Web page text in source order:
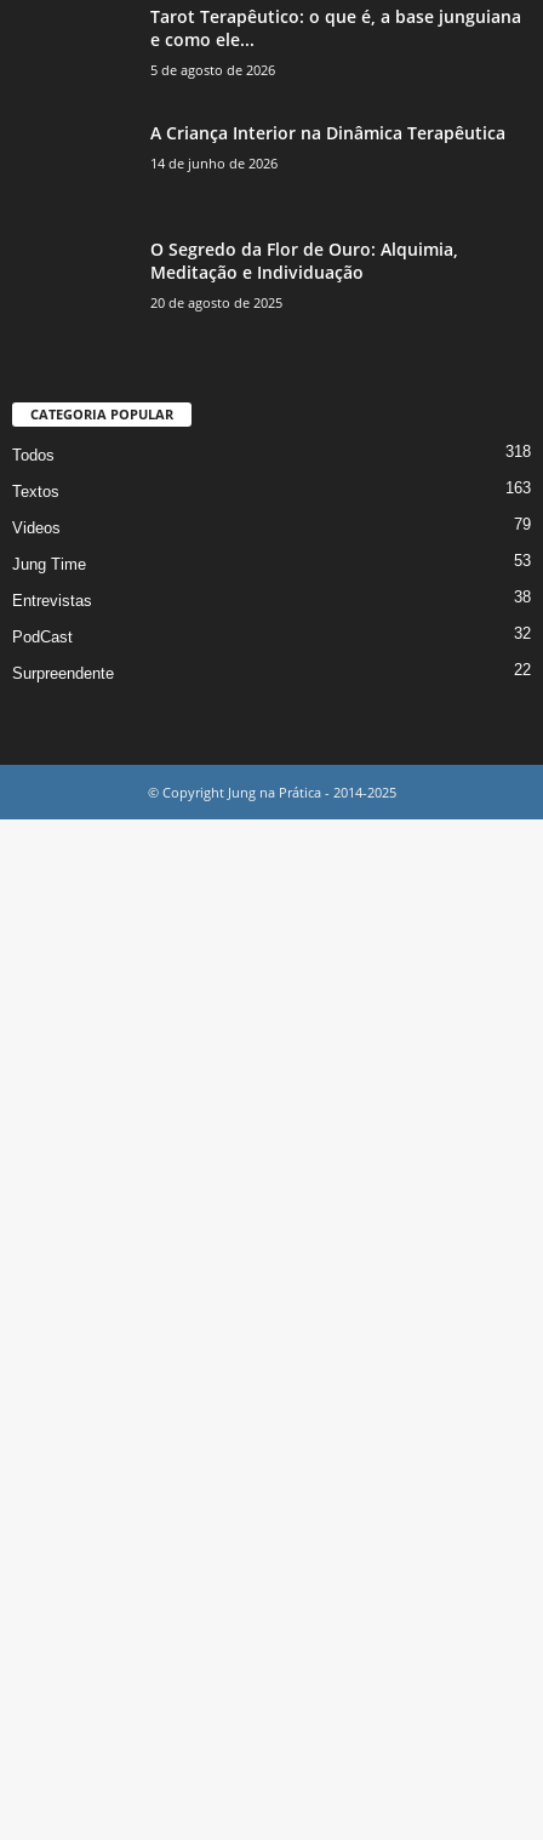
Tarot Terapêutico: o que é, a base junguiana
e como ele...
5 de agosto de 2026
A Criança Interior na Dinâmica Terapêutica
14 de junho de 2026
O Segredo da Flor de Ouro: Alquimia,
Meditação e Individuação
20 de agosto de 2025
CATEGORIA POPULAR
Todos 318
Textos 163
Videos 79
Jung Time 53
Entrevistas 38
PodCast 32
Surpreendente 22
© Copyright Jung na Prática - 2014-2025